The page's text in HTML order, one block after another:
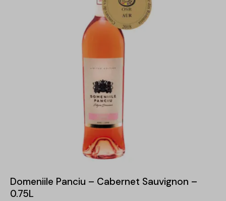
Domeniile Panciu – Cabernet Sauvignon –
0.75L